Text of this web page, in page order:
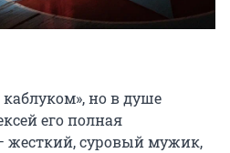
каблуком», но в душе
его полная
жесткий, суровый мужик,